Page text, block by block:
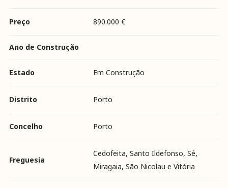
Preço 890.000 €
Ano de Construção
Estado Em Construção
Distrito Porto
Concelho Porto
Freguesia
Cedofeita, Santo Ildefonso, Sé,
Miragaia, São Nicolau e Vitória